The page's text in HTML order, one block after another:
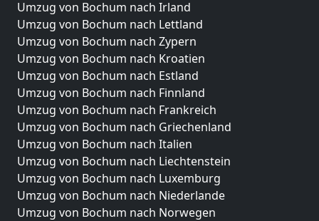
Umzug von Bochum nach Irland
Umzug von Bochum nach Lettland
Umzug von Bochum nach Zypern
Umzug von Bochum nach Kroatien
Umzug von Bochum nach Estland
Umzug von Bochum nach Finnland
Umzug von Bochum nach Frankreich
Umzug von Bochum nach Griechenland
Umzug von Bochum nach Italien
Umzug von Bochum nach Liechtenstein
Umzug von Bochum nach Luxemburg
Umzug von Bochum nach Niederlande
Umzug von Bochum nach Norwegen